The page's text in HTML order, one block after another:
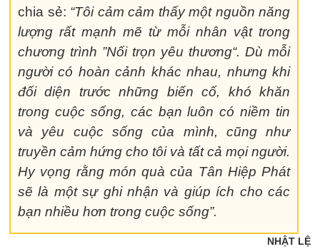
chia sẻ: “Tôi cảm cảm thấy một nguồn năng
lượng rất mạnh mẽ từ mỗi nhân vật trong
chương trình ”Nối trọn yêu thương“.Dù mỗi
người có hoàn cảnh khác nhau, nhưng khi
đối diện trước những biến cố, khó khăn
trong cuộc sống, các bạn luôn có niềm tin
và yêu cuộc sống của mình, cũng như
truyền cảm hứng cho tôi và tất cả mọi người.
Hy vọng rằng món quà của Tân Hiệp Phát
sẽ là một sự ghi nhận và giúp ích cho các
bạn nhiều hơn trong cuộc sống”.
NHẬT LỆ